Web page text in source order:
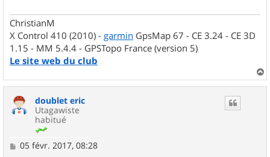
ChristianM
X Control 410 (2010) - garmin GpsMap 67 - CE 3.24 - CE 3D
1.15 - MM 5.4.4 - GPSTopo France (version 5)
Le site web du club
a
doublet eric
Utagawiste
habitué
M
05 févr. 2017, 08:28